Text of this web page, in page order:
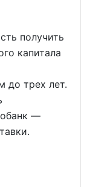
получить
капитала
до трех лет.
—